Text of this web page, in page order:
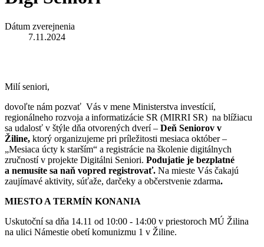
Dátum zverejnenia
7.11.2024
Milí seniori,
dovoľte nám pozvať Vás v mene Ministerstva investícií,
regionálneho rozvoja a informatizácie SR (MIRRI SR) na blížiacu
sa udalosť v štýle dňa otvorených dverí – Deň Seniorov v
Žiline, ktorý organizujeme pri príležitosti mesiaca október –
„Mesiaca úcty k starším“ a registrácie na školenie digitálnych
zručností v projekte Digitálni Seniori. Podujatie je bezplatné
a nemusíte sa naň vopred registrovať. Na mieste Vás čakajú
zaujímavé aktivity, súťaže, darčeky a občerstvenie zdarma.
MIESTO A TERMÍN KONANIA
Uskutoční sa dňa 14.11 od 10:00 - 14:00 v priestoroch MÚ Žilina
na ulici Námestie obetí komunizmu 1 v Žiline.